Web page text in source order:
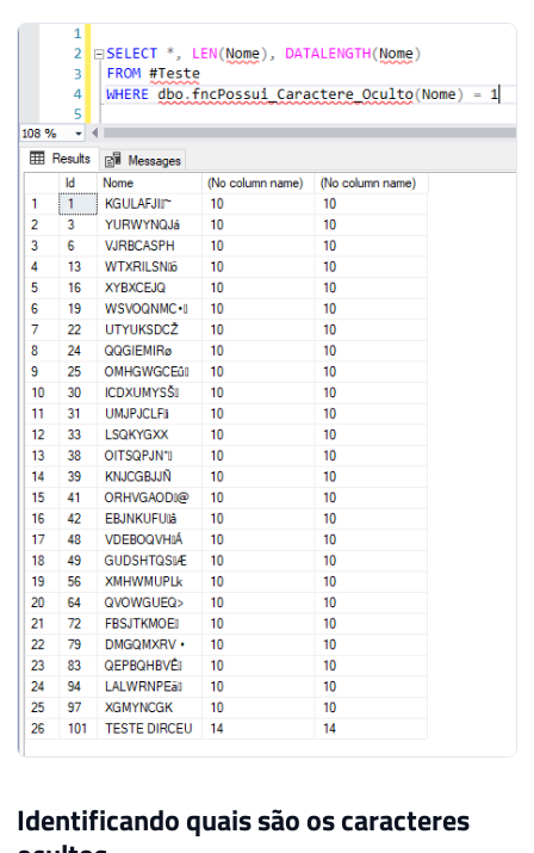
Identificando quais são os caracteres